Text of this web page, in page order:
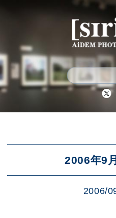
2006年9
2006/
シリウスについて
展示スケジュール